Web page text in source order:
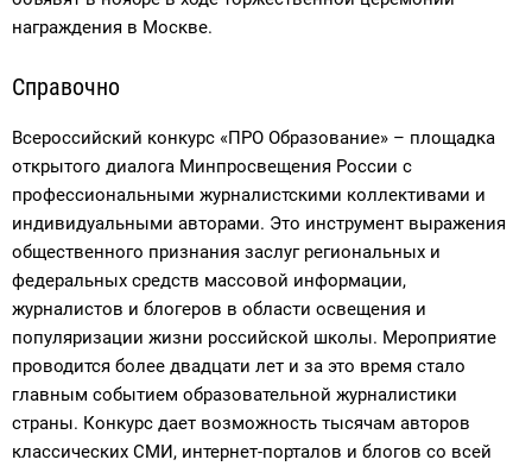
награждения в Москве.
Справочно
Всероссийский конкурс «ПРО Образование» – площадка
открытого диалога Минпросвещения России с
профессиональными журналистскими коллективами и
индивидуальными авторами. Это инструмент выражения
общественного признания заслуг региональных и
федеральных средств массовой информации,
журналистов и блогеров в области освещения и
популяризации жизни российской школы. Мероприятие
проводится более двадцати лет и за это время стало
главным событием образовательной журналистики
страны. Конкурс дает возможность тысячам авторов
классических СМИ, интернет-порталов и блогов со всей